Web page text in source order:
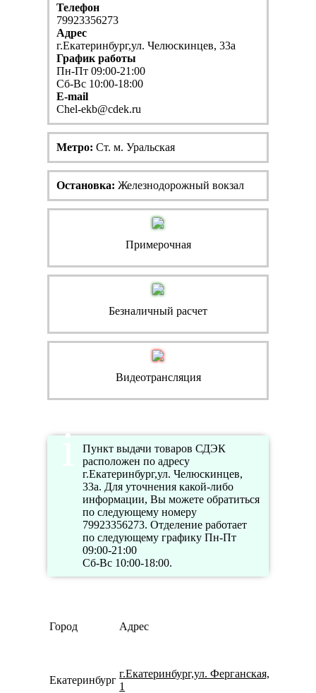
Телефон
79923356273
Адрес
г.Екатеринбург,ул. Челюскинцев, 33а
График работы
Пн-Пт 09:00-21:00
Сб-Вс 10:00-18:00
E-mail
Chel-ekb@cdek.ru
Метро:Ст. м. Уральская
Остановка: Железнодорожный вокзал
Примерочная
Безналичный расчет
Видеотрансляция
Пункт выдачи товаров СДЭК
расположен по адресу
г.Екатеринбург,ул. Челюскинцев,
33а. Для уточнения какой-либо
информации, Вы можете обратиться
по следующему номеру
79923356273. Отделение работает
по следующему графику Пн-Пт
09:00-21:00
Сб-Вс 10:00-18:00.
Город Адрес
Екатеринбург
г.Екатеринбург,ул. Ферганская,
1